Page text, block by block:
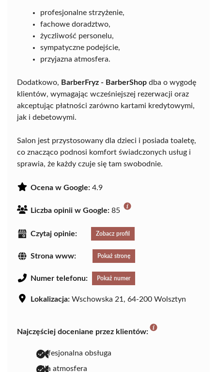
profesjonalne strzyżenie,
fachowe doradztwo,
życzliwość personelu,
sympatyczne podejście,
przyjazna atmosfera.
Dodatkowo, BarberFryz - BarberShop dba o wygodę
klientów, wymagając wcześniejszej rezerwacji oraz
akceptując płatności zarówno kartami kredytowymi,
jak i debetowymi.
Salon jest przystosowany dla dzieci i posiada toaletę,
co znacząco podnosi komfort świadczonych usług i
sprawia, że każdy czuje się tam swobodnie.
Ocena w Google: 4.9
Liczba opinii w Google: 85
Czytaj opinie: Zobacz profil
Strona www: Pokaż stronę
Numer telefonu: Pokaż numer
Lokalizacja: Wschowska 21, 64-200 Wolsztyn
Najczęściej doceniane przez klientów:
profesjonalna obsługa
miła atmosfera